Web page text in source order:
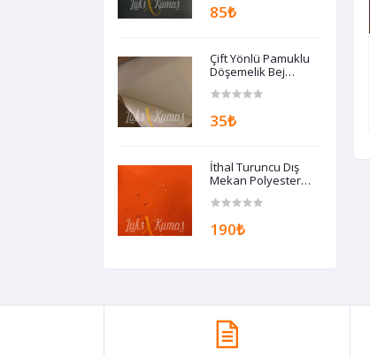
85₺
Çift Yönlü Pamuklu
Döşemelik Bej
35₺
İthal Turuncu Dış
Mekan Polyester
190₺
190₺ 63₺
İthal Gri Dış Mekan Döşemelik
Kumaş